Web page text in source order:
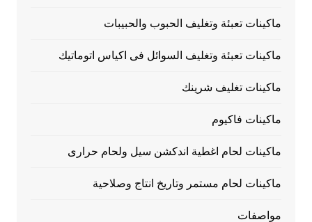
ماكينات تعبئة وتغليف الحبوب والحبيبات
ماكينات تعبئة وتغليف السوائل فى اكياس اتوماتيك
ماكينات تغليف شرينك
ماكينات فاكيوم
ماكينات لحام اغطية اندكشن سيل ولحام حرارى
ماكينات لحام مستمر وتاريخ انتاج وصلاحية
مواصفات